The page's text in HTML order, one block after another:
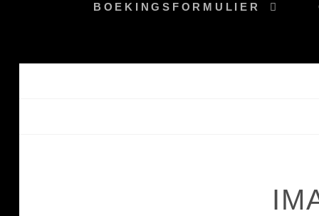
BOEKINGSFORMULIER